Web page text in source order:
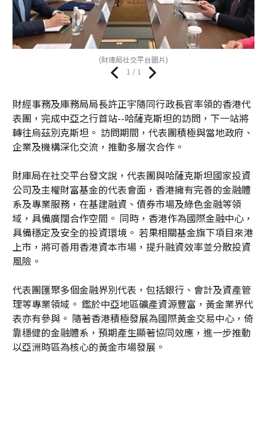
(財庫局社交平台圖片)
1 / 1
財經事務及庫務局局長許正宇隨同行政長官率領的香港代
表團，完成中亞之行首站--哈薩克斯坦的訪問，下一站將
轉往烏茲別克斯坦。 訪問期間，代表團積極與當地政府、
企業及機構深化交流，推動多層次合作。
財庫局在社交平台發文說，代表團與哈薩克斯坦國家投資
公司及主權財富基金的代表會面，香港擁有完善的金融體
系及專業服務，在基建融資、債券市場及綠色金融等領
域，具備廣闊合作空間。 同時，香港作為國際金融中心，
具備穩定及安全的投資環境。 若果相關基金旗下項目來港
上市，將可善用香港資本市場，提升融資效率並分散投資
風險。
代表團匯聚多個金融界別代表，包括銀行、會計及資產管
理等專業領域。 鑑於中亞地區礦產資源豐富，黃金業界代
表亦有參與。 隨著香港積極發展為國際黃金交易中心，倚
靠穩健的金融體系，預期產生顯著協同效應，進一步推動
以亞洲時區為核心的黃金市場發展。